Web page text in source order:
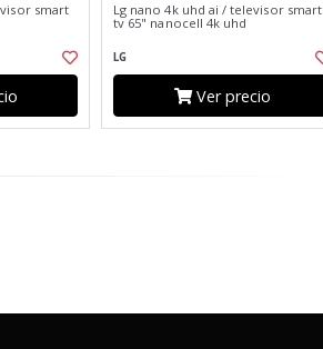
smart
Lg nano 4k uhd ai / televisor smart
tv 65" nanocell 4k uhd
LG
Ver precio